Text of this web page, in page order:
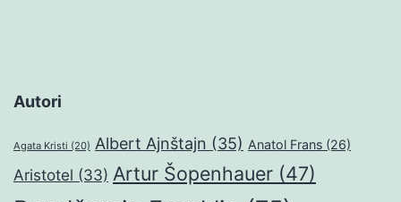
Autori
Agata Kristi (20) Albert Ajnštajn (35) Anatol Frans (26)
Aristotel (33) Artur Šopenhauer (47)